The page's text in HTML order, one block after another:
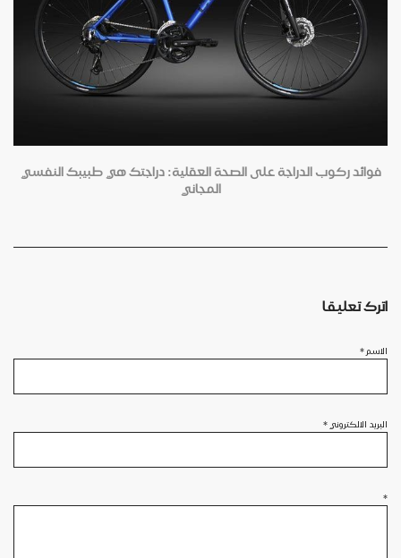
فوائد ركوب الدراجة على الصحة العقلية: دراجتك هي طبيبك النفسي
المجاني
اترك تعليقا
الاسم *
البريد الالكتروني *
*